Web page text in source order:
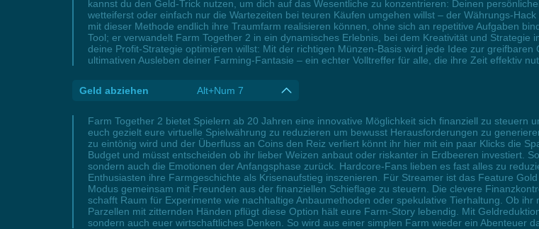
kannst du den Geld-Trick nutzen, um dich auf das Wesentliche zu konzentrieren: Deinen
wetteiferst oder einfach nur die Wartezeiten bei teuren Käufen umgehen willst – der Währungs-
mit dieser Methode endlich ihre Traumfarm realisieren können, ohne sich an repetitive Aufgaben
Tool; er verwandelt Farm Together 2 in ein dynamisches Erlebnis, bei dem Kreativität und
deine Profit-Strategie optimieren willst: Mit der richtigen Münzen-Basis wird jede Idee zur
ultimativen Ausleben deiner Farming-Fantasie – ein echter Volltreffer für alle, die ihre Zeit effektiv
Geld abziehen Alt+Num 7
Farm Together 2 bietet Spielern ab 20 Jahren eine innovative Möglichkeit sich finanziell zu
euch gezielt eure virtuelle Spielwährung zu reduzieren um bewusst Herausforderungen zu
zu eintönig wird und der Überfluss an Coins den Reiz verliert könnt ihr hier mit ein paar Klicks die
Budget und müsst entscheiden ob ihr lieber Weizen anbaut oder riskanter in Erdbeeren investiert.
sondern auch die Emotionen der Anfangsphase zurück. Hardcore-Fans lieben es fast alles zu
Enthusiasten ihre Farmgeschichte als Krisenaufstieg inszenieren. Für Streamer ist das Feature
Modus gemeinsam mit Freunden aus der finanziellen Schieflage zu steuern. Die clevere
schafft Raum für Experimente wie nachhaltige Anbaumethoden oder spekulative Tierhaltung. Ob
Parzellen mit zitternden Händen pflügt diese Option hält eure Farm-Story lebendig. Mit
sondern auch euer wirtschaftliches Denken. So wird aus einer simplen Farm wieder ein Abenteuer